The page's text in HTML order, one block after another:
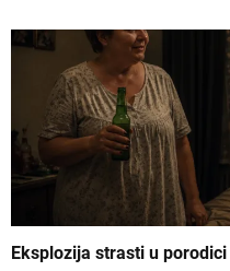
n
Eksplozija strasti u porodici